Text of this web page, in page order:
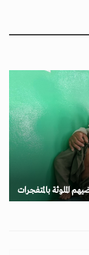
الملوثة بالمتفجرات